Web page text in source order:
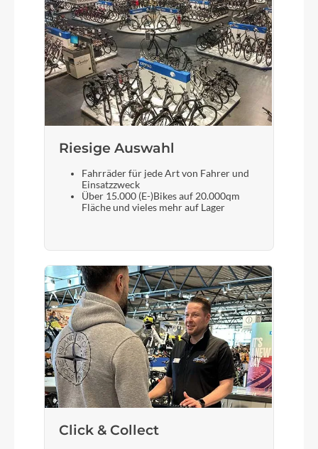
Schalthebel
Shimano Altus SL-M310 Schalthebel
Bremshebel
Shimano BR-MT200
Selle Bassano Volare Sattel
Sattelstütze
Ergotec Sattelstütze
Riesige Auswahl
Fahrräder für jede Art von Fahrer und
Einsatzzweck
Über 15.000 (E-)Bikes auf 20.000qm
Fläche und vieles mehr auf Lager
Click & Collect